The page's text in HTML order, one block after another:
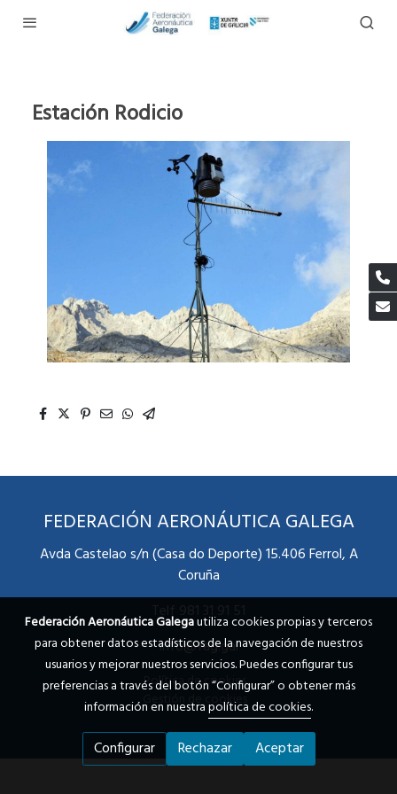
Estación Rodicio
FEDERACIÓN AERONÁUTICA GALEGA
Avda Castelao s/n (Casa do Deporte) 15.406 Ferrol, A
Coruña
Telf 981 31 91 51
info@fag.gal
Política de cookies
Gestión de cookies
Federación Aeronáutica Galegautiliza cookies propias y terceros
para obtener datos estadísticos de la navegación de nuestros
usuarios y mejorar nuestros servicios. Puedes configurar tus
preferencias a través del botón “Configurar” o obtener más
información en nuestrapolítica de cookies.
Configurar Rechazar Aceptar